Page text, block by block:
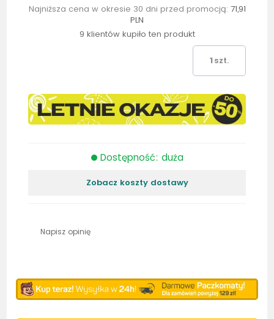
Najniższa cena w okresie 30 dni przed promocją: 71,91
PLN
9 klientów kupiło ten produkt
szt.
Dostępność: duża
Zobacz koszty dostawy
Napisz opinię